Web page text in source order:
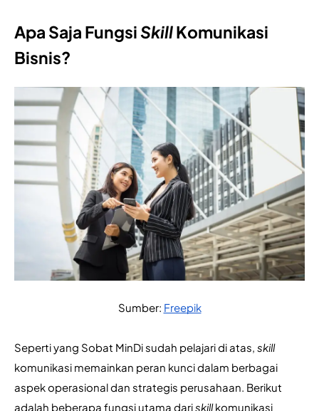
Apa Saja FungsiSkillKomunikasi
Bisnis?
Sumber: Freepik
Seperti yang Sobat MinDi sudah pelajari di atas,
skill
komunikasi memainkan peran kunci dalam berbagai
aspek operasional dan strategis perusahaan. Berikut
adalah beberapa fungsi utama dari skill komunikasi